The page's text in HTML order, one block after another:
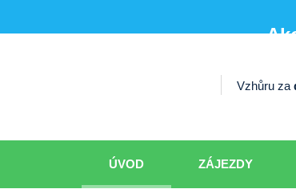
Vzhůru za
ÚVOD ZÁJEZDY